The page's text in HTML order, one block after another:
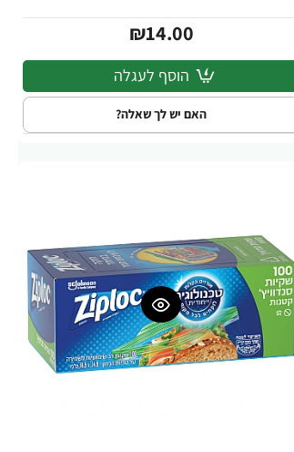
₪14.00
הוסף לעגלה
האם יש לך שאלה?